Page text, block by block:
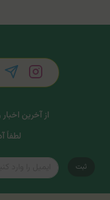
از آخرین
لطفاً
ثبت